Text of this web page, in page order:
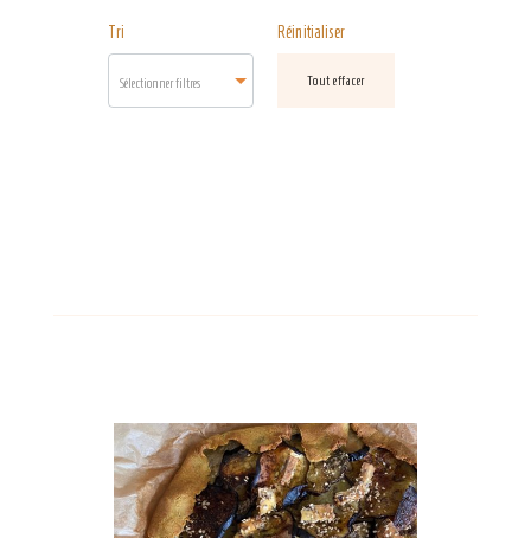
Tri
Sélectionner filtres
Réinitialiser
Tout effacer